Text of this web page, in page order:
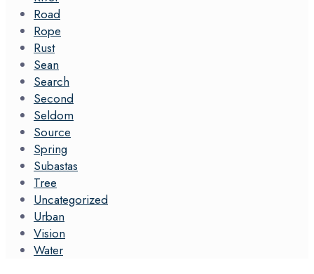
Road
Rope
Rust
Sean
Search
Second
Seldom
Source
Spring
Subastas
Tree
Uncategorized
Urban
Vision
Water